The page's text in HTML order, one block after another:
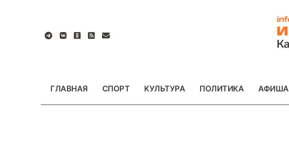
содержанию
ГЛАВНАЯ СПОРТ КУЛЬТУРА ПОЛИТИКА АФИША